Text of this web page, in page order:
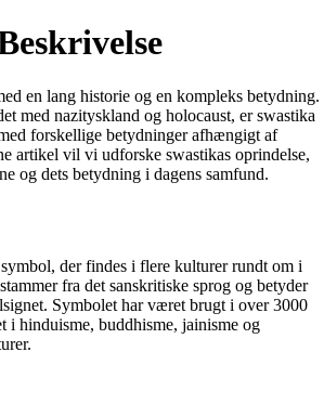
en lang historie og en kompleks betydning.
med nazityskland og holocaust, er swastika
forskellige betydninger afhængigt af
artikel vil vi udforske swastikas oprindelse,
og dets betydning i dagens samfund.
der findes i flere kulturer rundt om i
fra det sanskritiske sprog og betyder
Symbolet har været brugt i over 3000
i hinduisme, buddhisme, jainisme og